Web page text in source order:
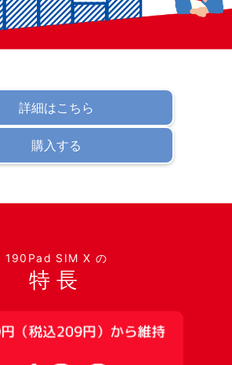
詳細はこちら
購入する
190Pad SIM X の
特長